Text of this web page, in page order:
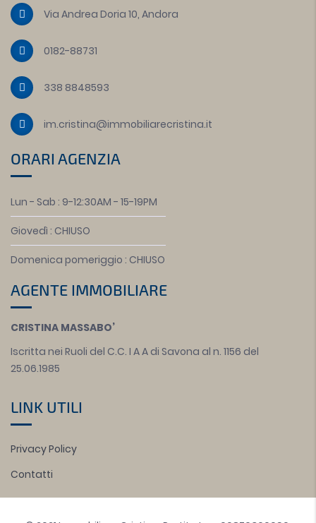
Via Andrea Doria 10, Andora
0182-88731
338 8848593
im.cristina@immobiliarecristina.it
ORARI AGENZIA
Lun - Sab : 9-12:30AM - 15-19PM
Giovedì : CHIUSO
Domenica pomeriggio : CHIUSO
AGENTE IMMOBILIARE
CRISTINA MASSABO’
Iscritta nei Ruoli del C.C. I A A di Savona al n. 1156 del
25.06.1985
LINK UTILI
Privacy Policy
Contatti